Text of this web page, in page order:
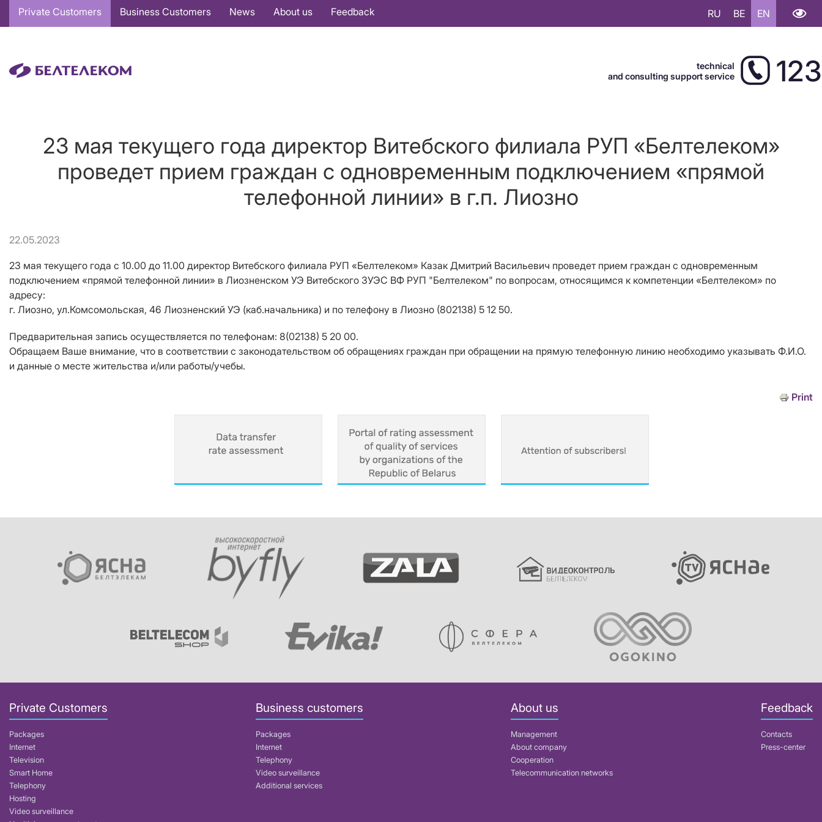
Основная
навигация
Private Customers Business Customers News About us Feedback RU BE EN
technical
and consulting support service
123
23 мая текущего года директор Витебского филиала РУП «Белтелеком»
проведет прием граждан с одновременным подключением «прямой
телефонной линии» в г.п. Лиозно
22.05.2023
23 мая текущего года с 10.00 до 11.00 директор Витебского филиала РУП «Белтелеком» Казак Дмитрий Васильевич проведет прием граждан с одновременным
подключением «прямой телефонной линии» в Лиозненском УЭ Витебского ЗУЭС ВФ РУП "Белтелеком" по вопросам, относящимся к компетенции «Белтелеком» по
адресу:
г. Лиозно, ул.Комсомольская, 46 Лиозненский УЭ (каб.начальника) и по телефону в Лиозно (802138) 5 12 50.
Предварительная запись осуществляется по телефонам: 8(02138) 5 20 00.
Обращаем Ваше внимание, что в соответствии с законодательством об обращениях граждан при обращении на прямую телефонную линию необходимо указывать Ф.И.О.
и данные о месте жительства и/или работы/учебы.
Print
Private Customers
Packages
Internet
Television
Smart Home
Telephony
Hosting
Video surveillance
Business customers
Packages
Internet
Telephony
Video surveillance
Additional services
About us
Management
About company
Cooperation
Telecommunication networks
Feedback
Contacts
Press-center